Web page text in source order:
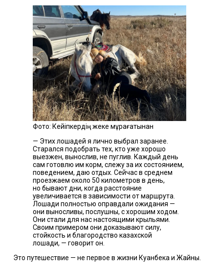
Фото: Кейіпкердің жеке мұрағатынан
— Этих лошадей я лично выбрал заранее.
Старался подобрать тех, кто уже хорошо
выезжен, вынослив, не пуглив. Каждый день
сам готовлю им корм, слежу за их состоянием,
поведением, даю отдых. Сейчас в среднем
проезжаем около 50 километров в день,
но бывают дни, когда расстояние
увеличивается в зависимости от маршрута.
Лошади полностью оправдали ожидания —
они выносливы, послушны, с хорошим ходом.
Они стали для нас настоящими крыльями.
Своим примером они доказывают силу,
стойкость и благородство казахской
лошади, — говорит он.
Это путешествие — не первое в жизни Куанбека и Жайны.